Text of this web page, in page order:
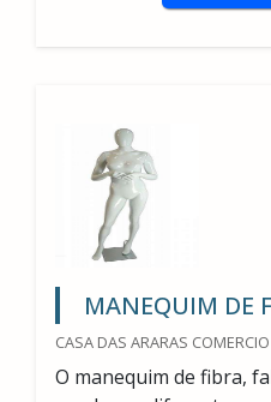
MANEQUIM DE
CASA DAS ARARAS
O manequim de fibra,